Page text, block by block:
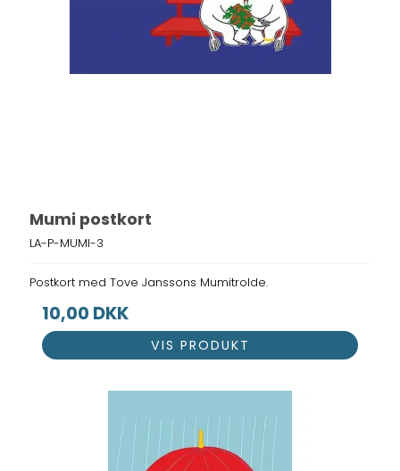
Mumi postkort
LA-P-MUMI-3
Postkort med Tove Janssons Mumitrolde.
10,00 DKK
VIS PRODUKT